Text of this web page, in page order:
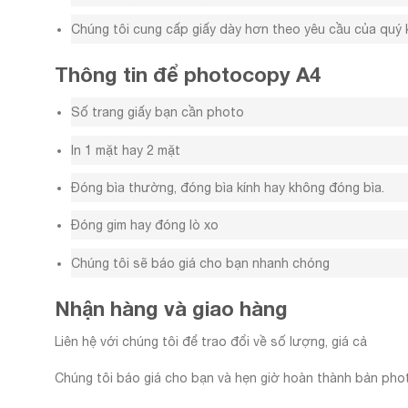
Chúng tôi cung cấp giấy dày hơn theo yêu cầu của quý
Thông tin để photocopy A4
Số trang giấy bạn cần photo
In 1 mặt hay 2 mặt
Đóng bìa thường, đóng bìa kính hay không đóng bìa.
Đóng gim hay đóng lò xo
Chúng tôi sẽ báo giá cho bạn nhanh chóng
Nhận hàng và giao hàng
Liên hệ với chúng tôi để trao đổi về số lượng, giá cả
Chúng tôi báo giá cho bạn và hẹn giờ hoàn thành bản